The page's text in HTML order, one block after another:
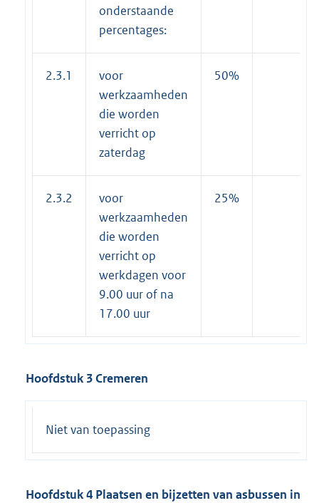
onderstaande
percentages:
2.3.1
voor
werkzaamheden
die worden
verricht op
zaterdag
50%
2.3.2
voor
werkzaamheden
die worden
verricht op
werkdagen voor
9.00 uur of na
17.00 uur
25%
Hoofdstuk 3 Cremeren
Niet van toepassing
Hoofdstuk 4 Plaatsen en bijzetten van asbussen in